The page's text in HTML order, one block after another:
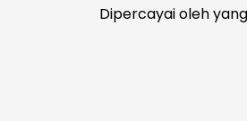
Dipercayai oleh